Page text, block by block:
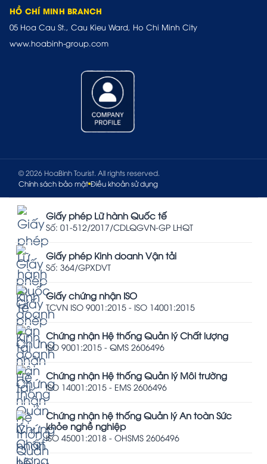
HỒ CHÍ MINH BRANCH
05 Hoa Cau St., Cau Kieu Ward, Ho Chi Minh City
www.hoabinh-group.com
© 2026 HoaBinh Tourist. All rights reserved.
Chính sách bảo mật Điều khoản sử dụng
Giấy phép Lữ hành Quốc tế
Số: 01-512/2017/CDLQGVN-GP LHQT
Giấy phép Kinh doanh Vận tải
Số: 364/GPXDVT
Giấy chứng nhận ISO
TCVN ISO 9001:2015 - ISO 14001:2015
Chứng nhận Hệ thống Quản lý Chất lượng
ISO 9001:2015 - QMS 2606496
Chứng nhận Hệ thống Quản lý Môi trường
ISO 14001:2015 - EMS 2606496
Chứng nhận hệ thống Quản lý An toàn Sức
khỏe nghề nghiệp
ISO 45001:2018 - OHSMS 2606496